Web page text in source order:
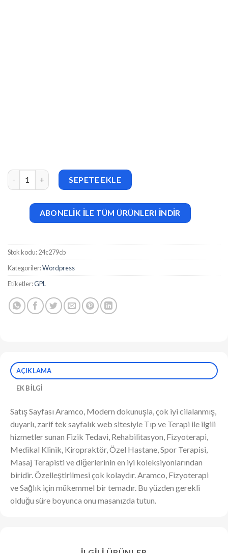
Aramco v1.0.0 Physiotherapy & Wellness WordPress Theme
SEPETE EKLE
ABONELİK İLE TÜM ÜRÜNLERI İNDİR
Stok kodu:24c279cb
Kategoriler:Wordpress
Etiketler:GPL
AÇIKLAMA
EK BILGI
Satış Sayfası Aramco, Modern dokunuşla, çok iyi cilalanmış,
duyarlı, zarif tek sayfalık web sitesiyle Tıp ve Terapi ile ilgili
hizmetler sunan Fizik Tedavi, Rehabilitasyon, Fizyoterapi,
Medikal Klinik, Kiropraktör, Özel Hastane, Spor Terapisi,
Masaj Terapisti ve diğerlerinin en iyi koleksiyonlarından
biridir. Özelleştirilmesi çok kolaydır. Aramco, Fizyoterapi
ve Sağlık için mükemmel bir temadır. Bu yüzden gerekli
olduğu süre boyunca onu masanızda tutun.